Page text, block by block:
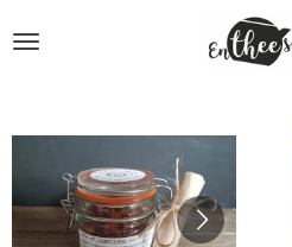
de
hoofdinhoud